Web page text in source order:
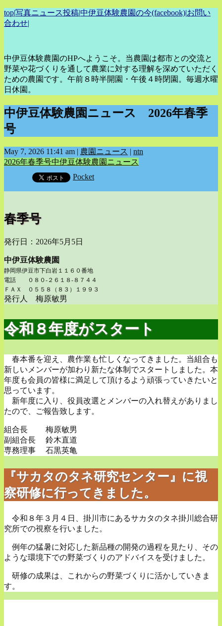
top|写真ニュース投稿|中伊豆体験農園の今(facebook)|お問い
合わせ|
中伊豆体験農園のHPへようこそ。当農園は都市との交流と
野菜や花づくりを通して農業に対する理解を深めていただく
ための農園です。午前８時半開園・午後４時閉園。毎週水曜
日休園。
中伊豆体験農園ニュース 2026年春季
号
May 7, 2026 11:41 am | 農園ニュース | ntn
2026年春季号中伊豆体験農園ニュース
Pocket
春季号
発行日：2026年5月5日
中伊豆体験農園
静岡県伊豆市下白岩１１６０番地
電話 ０８０-２６１８-８７４４
ＦＡＸ ０５５８（８３）１９９３
発行人 梅原敏男
令和８年度がスタート
春本番を迎え、農作業も忙しくなってきました。当組合も
新しいメンバーが加わり新たな体制でスタートしました。本
年度も会員の皆様に満足して頂けるよう頑張っていきたいと
思っています。
新年度に入り、役員改選とメンバーの入れ替えがありまし
たので、ご報告致します。
組合長 梅原敏男
副組合長 鈴木直道
専務理事 石黒英亀
『サカタのタネ研究センター』に視
察研修に行ってきました。
令和８年３月４日、掛川市にあるサカタのタネ掛川総合研
究所での視察を行いました。
例年の猛暑に対応した新品種の開発の過程を見たり、その
ような環境下での野菜づくりのアドバイスを受けました。
研修の成果は、これからの野菜づくりに活かしていきま
す。